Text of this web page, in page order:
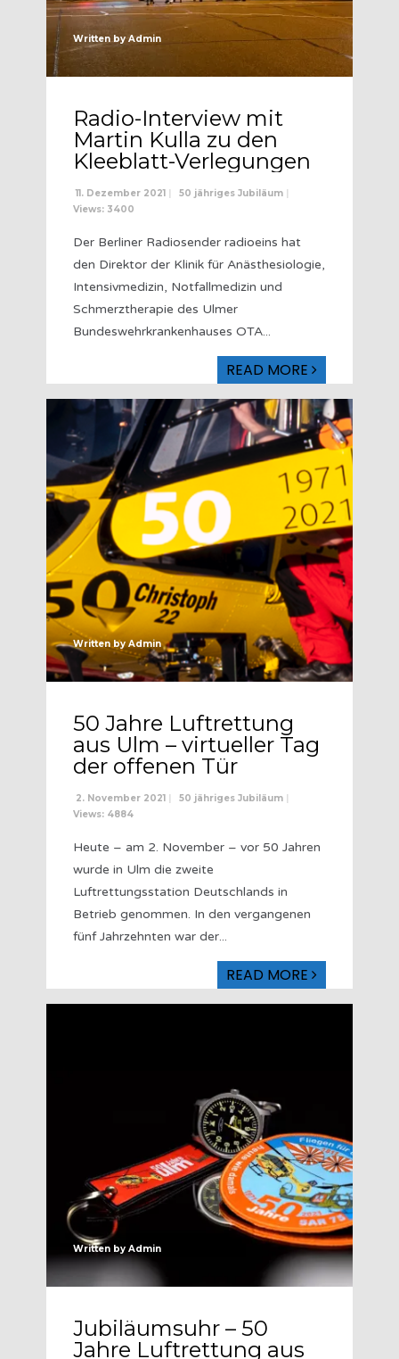
Written byAdmin
Radio-Interview mit
Martin Kulla zu den
Kleeblatt-Verlegungen
11. Dezember 2021 | 50 jähriges Jubiläum |
Views: 3400
Der Berliner Radiosender radioeins hat
den Direktor der Klinik für Anästhesiologie,
Intensivmedizin, Notfallmedizin und
Schmerztherapie des Ulmer
Bundeswehrkrankenhauses OTA...
READ MORE
Written byAdmin
50 Jahre Luftrettung
aus Ulm – virtueller Tag
der offenen Tür
2. November 2021 | 50 jähriges Jubiläum |
Views: 4884
Heute – am 2. November – vor 50 Jahren
wurde in Ulm die zweite
Luftrettungsstation Deutschlands in
Betrieb genommen. In den vergangenen
fünf Jahrzehnten war der...
READ MORE
Written by Admin
Jubiläumsuhr – 50
Jahre Luftrettung aus